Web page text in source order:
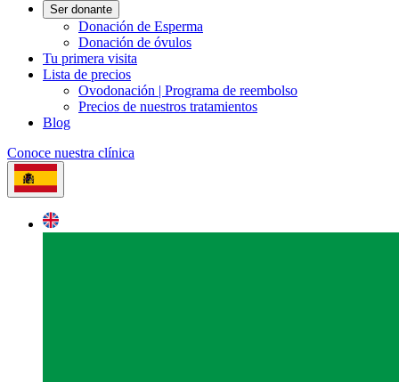
Ser donante
Donación de Esperma
Donación de óvulos
Tu primera visita
Lista de precios
Ovodonación | Programa de reembolso
Precios de nuestros tratamientos
Blog
Conoce nuestra clínica